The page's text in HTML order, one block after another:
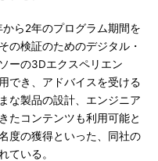
ら2年のプログラム期間を
の検証のためのデジタル・
ーの3Dエクスペリエン
でき、アドバイスを受ける
な製品の設計、エンジニア
たコンテンツも利用可能と
度の獲得といった、同社の
ている。